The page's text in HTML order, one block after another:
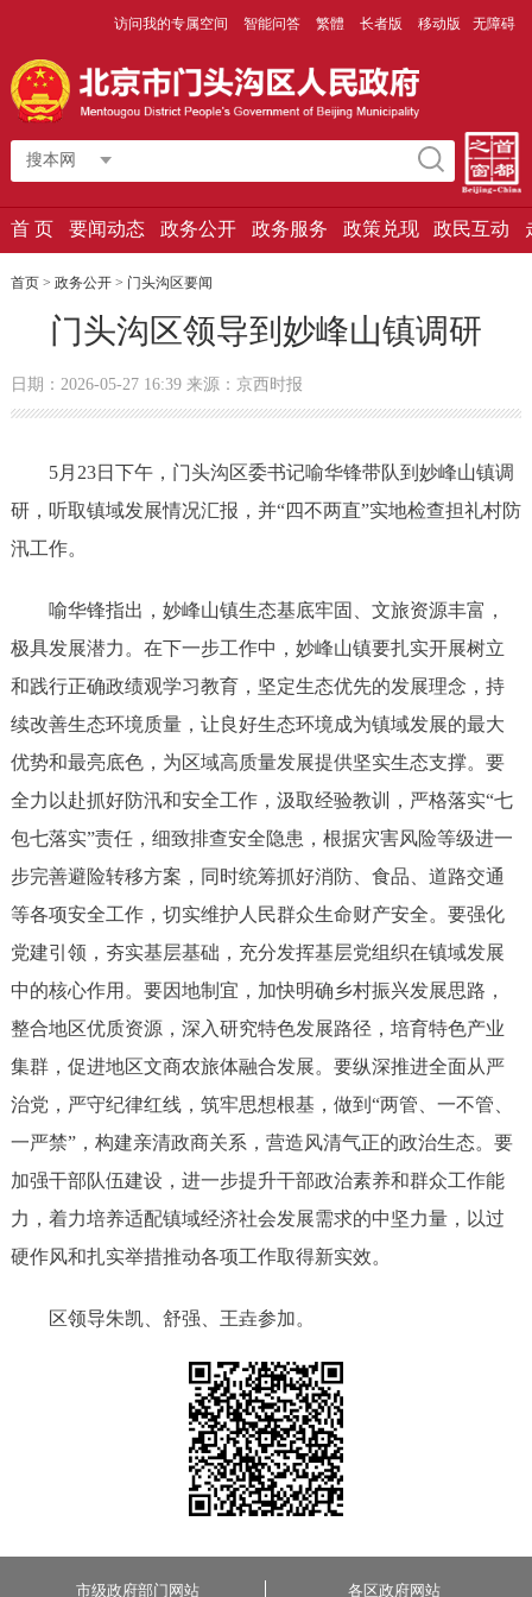
访问我的专属空间 智能问答 繁體 长者版 移动版 无障碍
搜本网
首 页 要闻动态 政务公开 政务服务 政策兑现 政民互动
首页> 政务公开> 门头沟区要闻
门头沟区领导到妙峰山镇调研
日期：2026-05-27 16:39 来源：京西时报
5月23日下午，门头沟区委书记喻华锋带队到妙峰山镇调
研，听取镇域发展情况汇报，并“四不两直”实地检查担礼村防
汛工作。
喻华锋指出，妙峰山镇生态基底牢固、文旅资源丰富，
极具发展潜力。在下一步工作中，妙峰山镇要扎实开展树立
和践行正确政绩观学习教育，坚定生态优先的发展理念，持
续改善生态环境质量，让良好生态环境成为镇域发展的最大
优势和最亮底色，为区域高质量发展提供坚实生态支撑。要
全力以赴抓好防汛和安全工作，汲取经验教训，严格落实“七
包七落实”责任，细致排查安全隐患，根据灾害风险等级进一
步完善避险转移方案，同时统筹抓好消防、食品、道路交通
等各项安全工作，切实维护人民群众生命财产安全。要强化
党建引领，夯实基层基础，充分发挥基层党组织在镇域发展
中的核心作用。要因地制宜，加快明确乡村振兴发展思路，
整合地区优质资源，深入研究特色发展路径，培育特色产业
集群，促进地区文商农旅体融合发展。要纵深推进全面从严
治党，严守纪律红线，筑牢思想根基，做到“两管、一不管、
一严禁”，构建亲清政商关系，营造风清气正的政治生态。要
加强干部队伍建设，进一步提升干部政治素养和群众工作能
力，着力培养适配镇域经济社会发展需求的中坚力量，以过
硬作风和扎实举措推动各项工作取得新实效。
区领导朱凯、舒强、王垚参加。
市级政府部门网站 各区政府网站